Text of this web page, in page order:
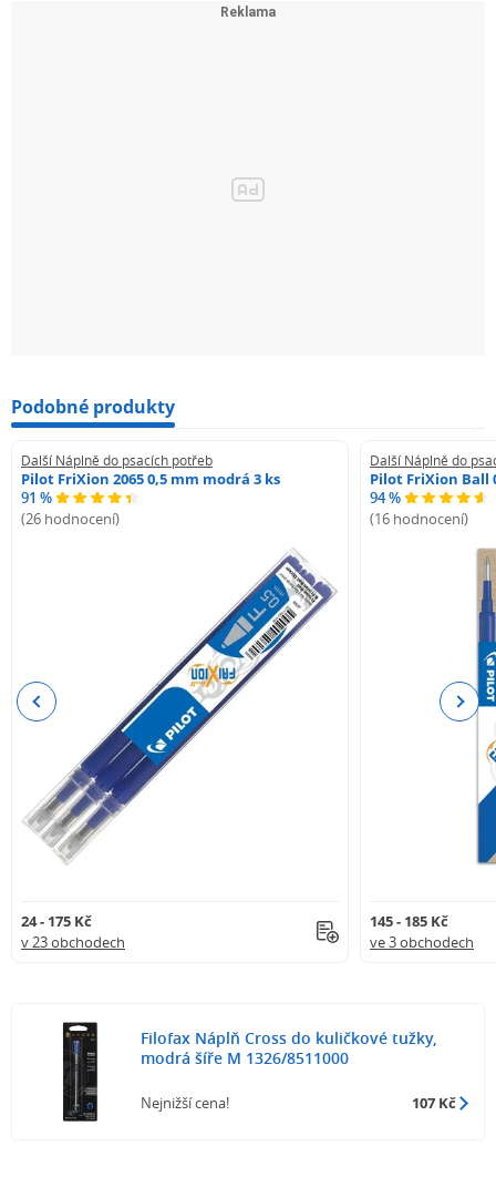
Podobné produkty
Další Náplně do psacích potřeb
Pilot FriXion 2065 0,5 mm modrá 3 ks
91 %
(26 hodnocení)
24 - 175 Kč
v 23 obchodech
Další Náplně do
Pilot FriXion Ball
94 %
(16 hodnocení)
145 - 185 Kč
ve 3 obchodech
Previous Next
Filofax Náplň Cross do kuličkové tužky,
modrá šíře M 1326/8511000
Nejnižší cena! 107 Kč